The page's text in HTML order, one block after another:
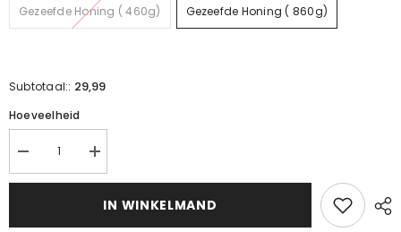
Gezeefde Honing ( 460g) Gezeefde Honing ( 860g)
Subtotaal:: 29,99
Hoeveelheid
Verminder
de
hoeveelheid
(gezeefd)
Verhoog
de
hoeveelheid
voor
honing
(gezeefd)
IN WINKELMAND